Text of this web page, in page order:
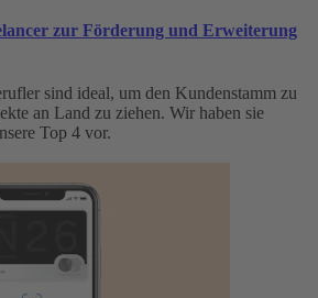
zur Förderung und Erweiterung
sind ideal, um den Kundenstamm zu
an Land zu ziehen. Wir haben sie
Top 4 vor.